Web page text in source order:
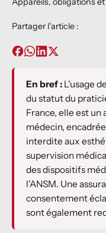
Partager l’article :
En bref : L'usage
du statut du
France, elle est
médecin,
interdite aux
supervision
des dispositifs
l'ANSM. Une
consentement
sont également